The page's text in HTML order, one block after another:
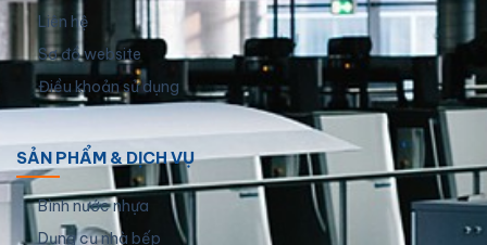
Liên hệ
Sơ đồ website
Điều khoản sử dụng
SẢN PHẨM & DỊCH VỤ
Bình nước nhựa
Dụng cụ nhà bếp